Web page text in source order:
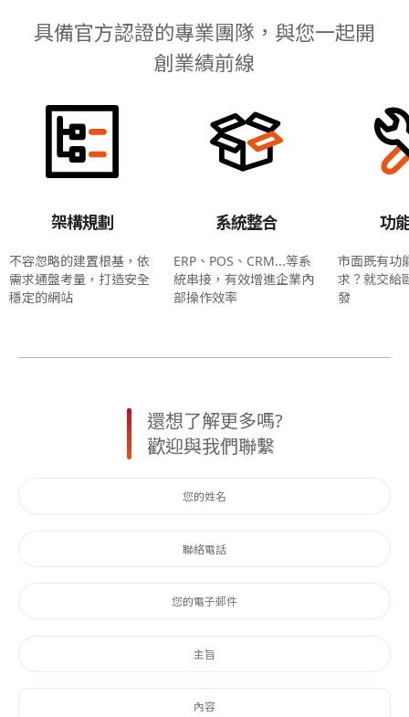
具備官方認證的專業團隊，與您一起開
創業績前線
架構規劃
不容忽略的建置根基，依
需求通盤考量，打造安全
穩定的網站
系統整合
ERP、POS、CRM...等系
統串接，有效增進企業內
部操作效率
功
市面既有功
求？就交給
發
還想了解更多嗎?
歡迎與我們聯繫